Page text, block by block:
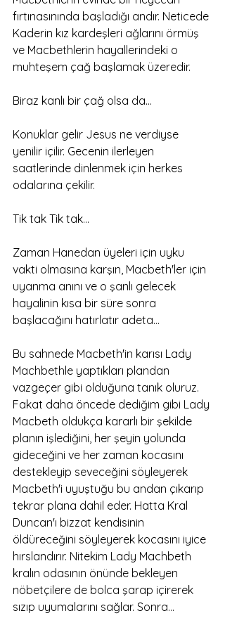
fırtınasınında başladığı andır. Neticede
Kaderin kız kardeşleri ağlarını örmüş
ve Macbethlerin hayallerindeki o
muhteşem çağ başlamak üzeredir.
Biraz kanlı bir çağ olsa da…
Konuklar gelir Jesus ne verdiyse
yenilir içilir. Gecenin ilerleyen
saatlerinde dinlenmek için herkes
odalarına çekilir.
Tik tak Tik tak…
Zaman Hanedan üyeleri için uyku
vakti olmasına karşın, Macbeth'ler için
uyanma anını ve o şanlı gelecek
hayalinin kısa bir süre sonra
başlacağını hatırlatır adeta…
Bu sahnede Macbeth'in karısı Lady
Machbethle yaptıkları plandan
vazgeçer gibi olduğuna tanık oluruz.
Fakat daha öncede dediğim gibi Lady
Macbeth oldukça kararlı bir şekilde
planın işlediğini, her şeyin yolunda
gideceğini ve her zaman kocasını
destekleyip seveceğini söyleyerek
Macbeth'i uyuştuğu bu andan çıkarıp
tekrar plana dahil eder. Hatta Kral
Duncan'ı bizzat kendisinin
öldüreceğini söyleyerek kocasını iyice
hırslandırır. Nitekim Lady Machbeth
kralın odasının önünde bekleyen
nöbetçilere de bolca şarap içirerek
sızıp uyumalarını sağlar. Sonra…